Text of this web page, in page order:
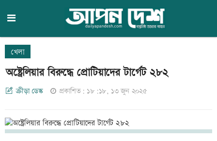
খেলা
অষ্ট্রেলিয়ার বিরুদ্ধে প্রোটিয়াদের টার্গেট ২৮২
ক্রীড়া ডেস্ক প্রকাশিত: ১৮:১৮, ১৩ জুন ২০২৫